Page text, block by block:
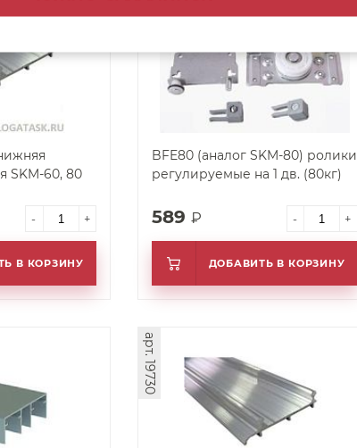
SKM-60, 80
- +
В КОРЗИНУ
BFE80 (аналог SKM-80) ролики
регулируемые на 1 дв. (80кг)
589 ₽ - +
ДОБАВИТЬ В КОРЗИНУ
арт. 19730